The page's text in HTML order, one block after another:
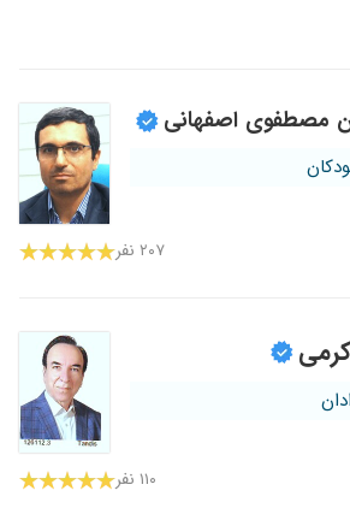
مصطفوی اصفهانی
۲۰۷ نفر
۱۱۰ نفر